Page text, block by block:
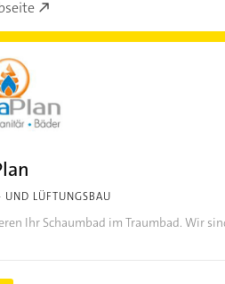
UND LÜFTUNGSBAU
Ihr Schaumbad im Traumbad. Wir